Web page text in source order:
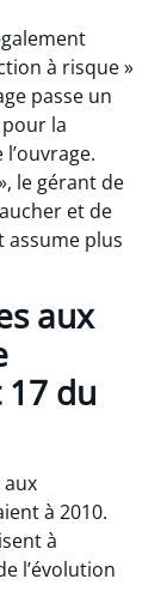
à risque »
passe un
la
le gérant de
et de
assume plus
aux
du
à 2010.
à
l’évolution